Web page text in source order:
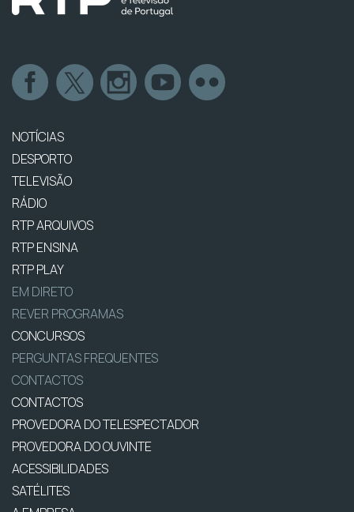
NOTÍCIAS
DESPORTO
TELEVISÃO
RÁDIO
RTP ARQUIVOS
RTP ENSINA
RTP PLAY
EM DIRETO
REVER PROGRAMAS
CONCURSOS
PERGUNTAS FREQUENTES
CONTACTOS
CONTACTOS
PROVEDORA DO TELESPECTADOR
PROVEDORA DO OUVINTE
ACESSIBILIDADES
SATÉLITES